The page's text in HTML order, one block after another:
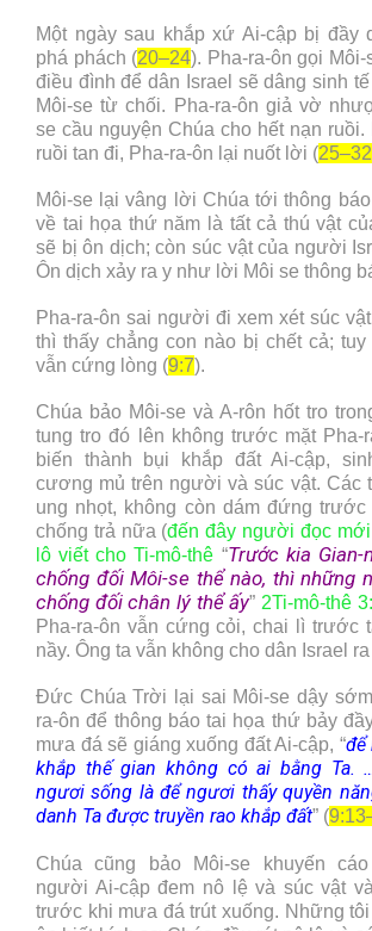
Một ngày sau khắp xứ Ai-cập bị đầy
phá phách (20–24). Pha-ra-ôn gọi Môi-
điều đình để dân Israel sẽ dâng sinh
Môi-se từ chối. Pha-ra-ôn giả vờ
se cầu nguyện Chúa cho hết nạn
ruồi tan đi, Pha-ra-ôn lại nuốt lời (25–32
Môi-se lại vâng lời Chúa tới thông
về tai họa thứ năm là tất cả thú vật
sẽ bị ôn dịch; còn súc vật của người
Ôn dịch xảy ra y như lời Môi se thông
Pha-ra-ôn sai người đi xem xét súc
thì thấy chẳng con nào bị chết cả; tuy
vẫn cứng lòng (9:7).
Chúa bảo Môi-se và A-rôn hốt tro
tung tro đó lên không trước mặt Pha-
biến thành bụi khắp đất Ai-cập,
cương mủ trên người và súc vật. Các
ung nhọt, không còn dám đứng trước
chống trả nữa (đến đây người đọc
lô viết cho Ti-mô-thê “Trước kia Gian-
chống đối Môi-se thể nào, thì những
chống đối chân lý thể ấy” 2Ti-mô-thê
Pha-ra-ôn vẫn cứng cỏi, chai lì trước
nầy. Ông ta vẫn không cho dân Israel
Đức Chúa Trời lại sai Môi-se dậy
ra-ôn để thông báo tai họa thứ bảy
mưa đá sẽ giáng xuống đất Ai-cập, “để
khắp thế gian không có ai bằng Ta.
ngươi sống là để ngươi thấy quyền
danh Ta được truyền rao khắp đất” (
Chúa cũng bảo Môi-se khuyến
người Ai-cập đem nô lệ và súc vật
trước khi mưa đá trút xuống. Những